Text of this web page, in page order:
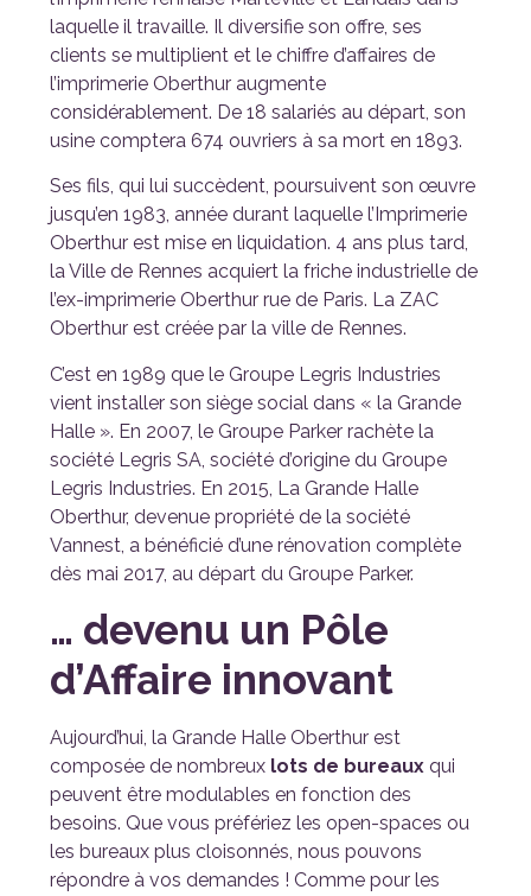
laquelle il travaille. Il diversifie son offre, ses
clients se multiplient et le chiffre d’affaires de
l’imprimerie Oberthur augmente
considérablement. De 18 salariés au départ, son
usine comptera 674 ouvriers à sa mort en 1893.
Ses fils, qui lui succèdent, poursuivent son œuvre
jusqu’en 1983, année durant laquelle l’Imprimerie
Oberthur est mise en liquidation. 4 ans plus tard,
la Ville de Rennes acquiert la friche industrielle de
l’ex-imprimerie Oberthur rue de Paris. La ZAC
Oberthur est créée par la ville de Rennes.
C’est en 1989 que le Groupe Legris Industries
vient installer son siège social dans « la Grande
Halle ». En 2007, le Groupe Parker rachète la
société Legris SA, société d’origine du Groupe
Legris Industries. En 2015, La Grande Halle
Oberthur, devenue propriété de la société
Vannest, a bénéficié d’une rénovation complète
dès mai 2017, au départ du Groupe Parker.
… devenu un Pôle
d’Affaire innovant
Aujourd’hui, la Grande Halle Oberthur est
composée de nombreux lots de bureaux qui
peuvent être modulables en fonction des
besoins. Que vous préfériez les open-spaces ou
les bureaux plus cloisonnés, nous pouvons
répondre à vos demandes ! Comme pour les